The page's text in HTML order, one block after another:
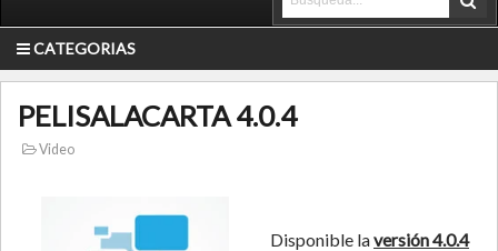
CATEGORIAS
PELISALACARTA 4.0.4
Video
Disponible laversión 4.0.4